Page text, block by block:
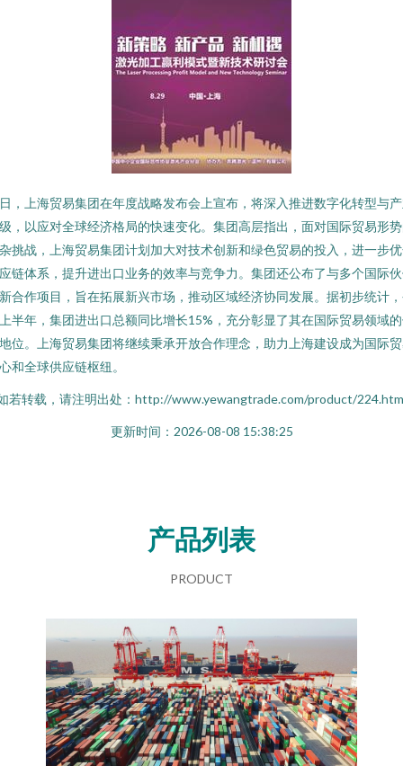
，上海贸易集团在年度战略发布会上宣布，将深入推进数字化转型与
，以应对全球经济格局的快速变化。集团高层指出，面对国际贸易形
挑战，上海贸易集团计划加大对技术创新和绿色贸易的投入，进一步
链体系，提升进出口业务的效率与竞争力。集团还公布了与多个国际
合作项目，旨在拓展新兴市场，推动区域经济协同发展。据初步统计
半年，集团进出口总额同比增长15%，充分彰显了其在国际贸易领域
位。上海贸易集团将继续秉承开放合作理念，助力上海建设成为国际
和全球供应链枢纽。
若转载，请注明出处：http://www.yewangtrade.com/product/
更新时间：2026-08-08 15:38:25
产品列表
PRODUCT